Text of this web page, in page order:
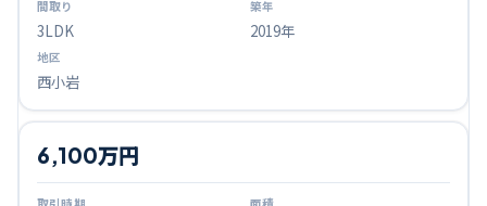
3LDK 2019年
西小岩
6,100万円